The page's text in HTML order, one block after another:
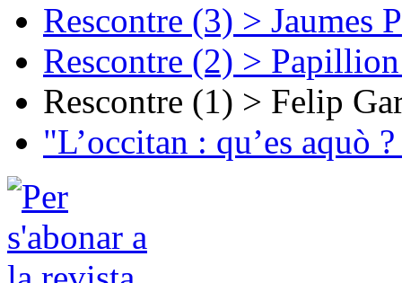
Rescontre (3) > Jaumes
Rescontre (2) >
Rescontre (1) > Felip
"L’occitan : qu’es aquò